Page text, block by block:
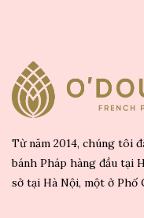
Từ năm 2014, chúng tôi
bánh Pháp hàng đầu tại
sở tại Hà Nội, một ở Phố